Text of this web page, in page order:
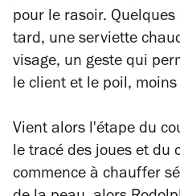
pour le rasoir.
tard, une serviette
visage, un geste qui
le client et le poil,
Vient alors l'étape du
le tracé des joues et du
commence à chauffer